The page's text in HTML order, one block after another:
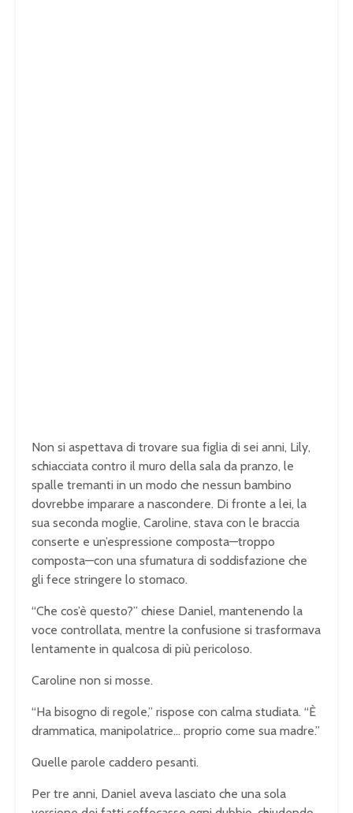
Non si aspettava di trovare sua figlia di sei anni, Lily,
schiacciata contro il muro della sala da pranzo, le
spalle tremanti in un modo che nessun bambino
dovrebbe imparare a nascondere. Di fronte a lei, la
sua seconda moglie, Caroline, stava con le braccia
conserte e un’espressione composta—troppo
composta—con una sfumatura di soddisfazione che
gli fece stringere lo stomaco.
“Che cos’è questo?” chiese Daniel, mantenendo la
voce controllata, mentre la confusione si trasformava
lentamente in qualcosa di più pericoloso.
Caroline non si mosse.
“Ha bisogno di regole,” rispose con calma studiata. “È
drammatica, manipolatrice… proprio come sua madre.”
Quelle parole caddero pesanti.
Per tre anni, Daniel aveva lasciato che una sola